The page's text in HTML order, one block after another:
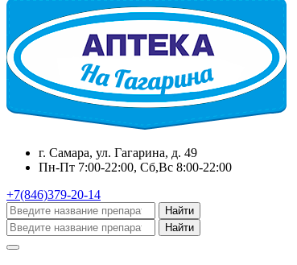
г. Самара, ул. Гагарина, д. 49
Пн-Пт 7:00-22:00, Сб,Вс 8:00-22:00
+7(846)379-20-14
Найти
Найти